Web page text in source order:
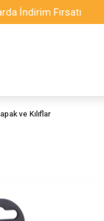
Fırsatı
ve Kılıflar